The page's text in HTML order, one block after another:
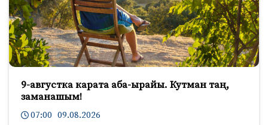
9-августка карата аба-ырайы. Кутман таң,
заманашым!
07:00 09.08.2026